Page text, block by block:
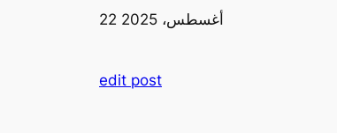
22 أغسطس، 2025
edit post